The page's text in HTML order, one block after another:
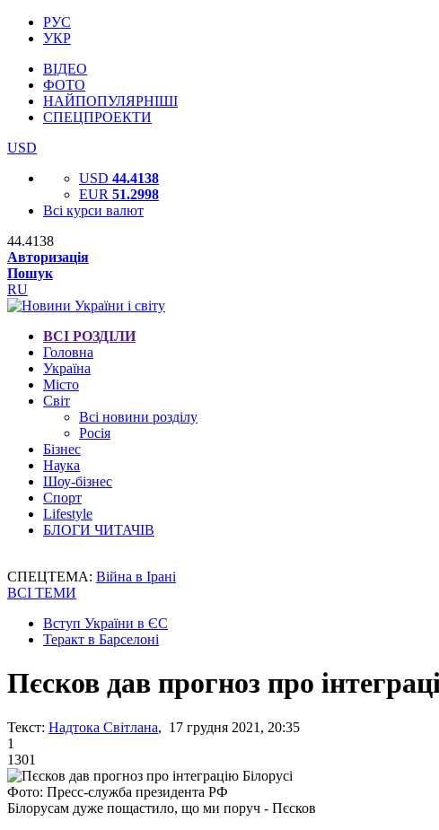
РУС
УКР
ВІДЕО
ФОТО
НАЙПОПУЛЯРНІШІ
СПЕЦПРОЕКТИ
USD
USD 44.4138
EUR 51.2998
Всі курси валют
44.4138
Авторизація
Пошук
RU
ВСІ РОЗДІЛИ
Головна
Україна
Місто
Світ
Всі новини розділу
Росія
Бізнес
Наука
Шоу-бізнес
Спорт
Lifestyle
БЛОГИ ЧИТАЧІВ
СПЕЦТЕМА: Війна в Ірані
ВСІ ТЕМИ
Вступ України в ЄС
Теракт в Барселоні
Пєсков дав прогноз про
Текст: Надтока Світлана, 17 грудня 2021, 20:35
1
1301
Фото: Пресс-служба президента РФ
Білорусам дуже пощастило, що ми поруч - Пєсков